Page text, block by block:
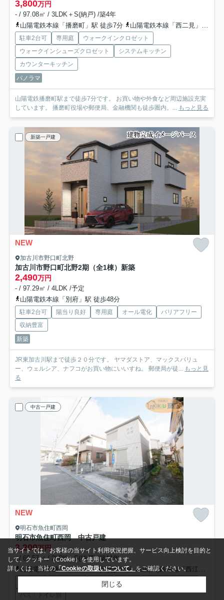
3,800万円
- / 97.08㎡ / 3LDK＋S(納戸) /築4年
山陽電鉄本線「播磨町」駅 徒歩7分
山陽電鉄本線「西二見」駅 徒歩21分
駐車2台可 専用庭
ウォークインクロゼット
ウォークインシューズクロゼット
システムキッチン
カウンターキッチン
パノラマ
山陽電鉄播磨町駅まで徒歩7分です。 お買い物や外食など周辺施設充実
しています。 播磨町役場や郵便局、金融機関も徒歩圏内。...
もっと見る
新築一戸建
NEW
加古川市野口町北野
加古川市野口町北野2期（全1棟）新築
2,490万円
- / 97.29㎡ / 4LDK /予定
山陽電鉄本線「別府」駅 徒歩48分
駐車2台可 陽当り良好 専用庭 オール電化
バリアフリー
収納豊富
新築
JR東加古川駅まで徒歩２０分です。 ヤマダストア、マックスバリュ
ー、ウェルシア、ナフコがお買い物にいいすね。 郵便局が徒... もっと見
る
中古一戸建
NEW
明石市魚住町西岡
明石市魚住町西岡 中古戸建
3,200万円
- / 66.57㎡ / 2LDK＋S(納戸) /築11年
山陽電鉄本線「山陽魚住」駅 徒歩13分
山陽電鉄本線「西江井ヶ島」駅 徒歩20分
専用庭 床暖房
バス・トイレ別
当サイトでは、お客様の当サイト利用状況把握、サービス向上検討を目的と
して、クッキー（Cookie）を使用しています。
詳しくは、当社の「Cookieの取扱いについて」 をご確認ください。
閉じる